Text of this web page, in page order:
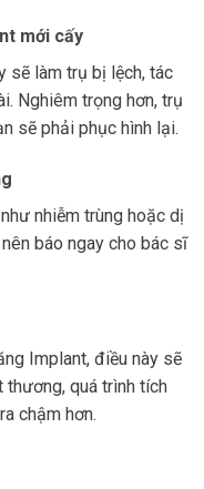
mới cấy
sẽ làm trụ bị lệch, tác
Nghiêm trọng hơn, trụ
sẽ phải phục hình lại.
nhiễm trùng hoặc dị
báo ngay cho bác sĩ
Implant, điều này sẽ
thương, quá trình tích
chậm hơn.